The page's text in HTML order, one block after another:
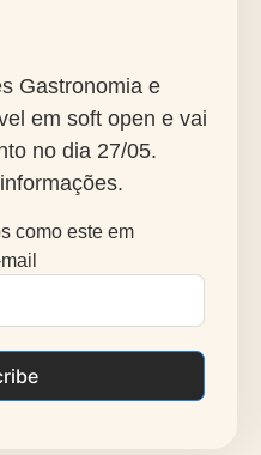
Gastronomia e
em soft open e vai
no dia 27/05.
como este em